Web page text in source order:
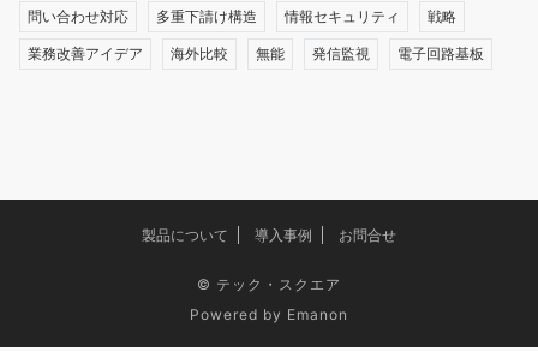
問い合わせ対応 多重下請け構造 情報セキュリティ 戦略
業務改善アイデア 海外比較 無能 発信監視 電子回路基板
製品について 導入事例 お問合せ
© テック・スクエア
Powered by Emanon